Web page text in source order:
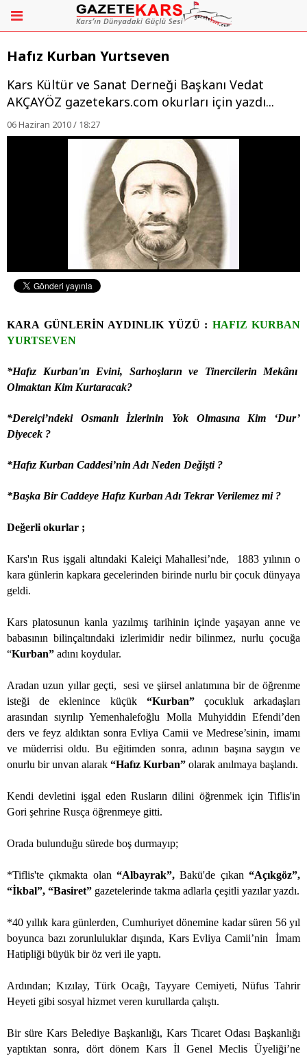
Hafız Kurban Yurtseven
Kars Kültür ve Sanat Derneği Başkanı Vedat
AKÇAYÖZ gazetekars.com okurları için yazdı...
06 Haziran 2010 / 18:27
KARA GÜNLERİN AYDINLIK YÜZÜ : HAFIZ KURBAN
YURTSEVEN
*Hafız Kurban'ın Evini, Sarhoşların ve Tinercilerin Mekânı
Olmaktan Kim Kurtaracak?
*Dereiçi’ndeki Osmanlı İzlerinin Yok Olmasına Kim ‘Dur’
Diyecek ?
*Hafız Kurban Caddesi’nin Adı Neden Değişti ?
*Başka Bir Caddeye Hafız Kurban Adı Tekrar Verilemez mi ?
Değerli okurlar ;
Kars'ın Rus işgali altındaki Kaleiçi Mahallesi’nde,
1883 yılının o
kara günlerin kapkara gecelerinden birinde nurlu bir çocuk dünyaya
geldi.
Kars platosunun kanla yazılmış tarihinin içinde yaşayan anne ve
babasının bilinçaltındaki izlerimidir nedir bilinmez, nurlu çocuğa
“Kurban” adını koydular.
Aradan uzun yıllar geçti,
sesi ve şiirsel anlatımına bir de öğrenme
isteği de eklenince küçük “Kurban”çocukluk arkadaşları
arasından sıyrılıp Yemenhalefoğlu Molla Muhyiddin Efendi’den
ders ve feyz aldıktan sonra Evliya Camii ve Medrese’sinin, imamı
ve müderrisi oldu. Bu eğitimden sonra, adının başına saygın ve
onurlu bir unvan alarak “Hafız Kurban” olarak anılmaya başlandı.
Kendi devletini işgal eden Rusların dilini öğrenmek için Tiflis'in
Gori şehrine Rusça öğrenmeye gitti.
Orada bulunduğu sürede boş durmayıp;
*Tiflis'te çıkmakta olan “Albayrak”,Bakü'de çıkan“Açıkgöz”,
“İkbal”, “Basiret” gazetelerinde takma adlarla çeşitli yazılar yazdı.
*40 yıllık kara günlerden, Cumhuriyet dönemine kadar süren 56 yıl
boyunca bazı zorunluluklar dışında, Kars Evliya Camii’nin
İmam
Hatipliği büyük bir öz veri ile yaptı.
Ardından; Kızılay, Türk Ocağı, Tayyare Cemiyeti, Nüfus Tahrir
Heyeti gibi sosyal hizmet veren kurullarda çalıştı.
Bir süre Kars Belediye Başkanlığı, Kars Ticaret Odası Başkanlığı
yaptıktan sonra, dört dönem Kars İl Genel Meclis Üyeliği’ne